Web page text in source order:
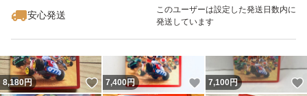
安心発送
このユーザーは設定した発送日数内に
発送しています
8,180円 いいね！
7,400円 いいね！
7,100円